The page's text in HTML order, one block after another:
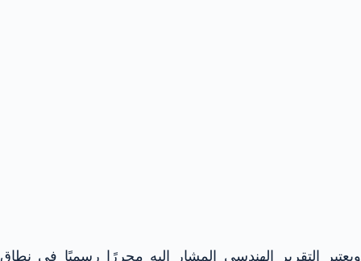
ويعتبر التقرير الهندسى المشار إليه محررًا رسميًا فى نطاق